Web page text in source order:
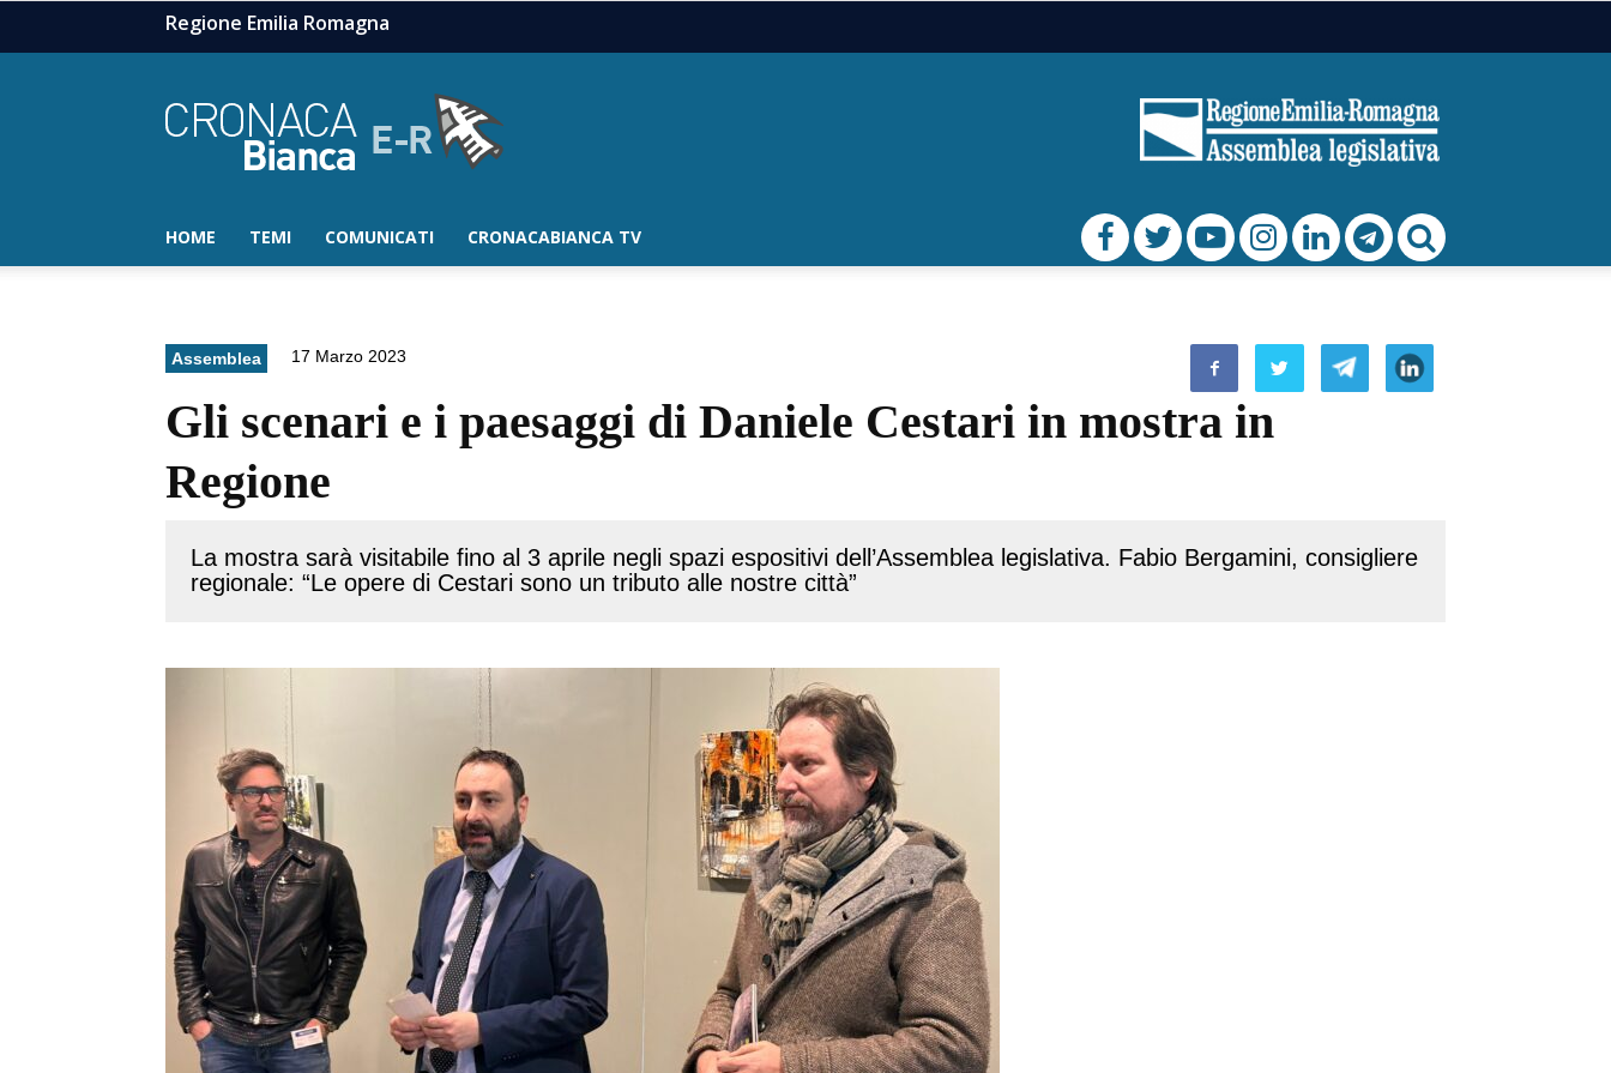
Regione Emilia Romagna
HOME TEMI COMUNICATI CRONACABIANCA TV
Assemblea 17 Marzo 2023
Gli scenari e i paesaggi di Daniele Cestari in mostra in
Regione
La mostra sarà visitabile fino al 3 aprile negli spazi espositivi dell’Assemblea legislativa. Fabio Bergamini, consigliere
regionale: “Le opere di Cestari sono un tributo alle nostre città”